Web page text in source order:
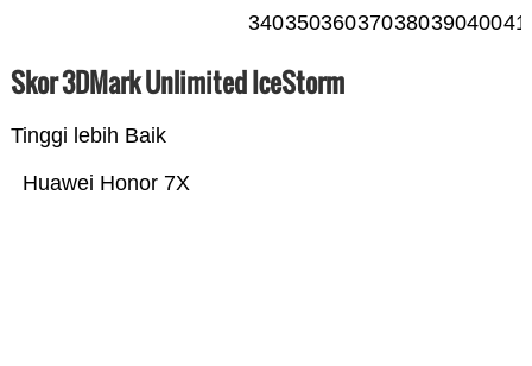
340350360370380390400
Skor 3DMark Unlimited IceStorm
Tinggi lebih Baik
Huawei Honor 7X